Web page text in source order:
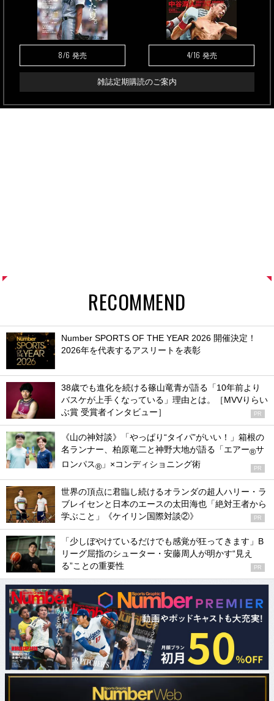
8/6 発売 4/16 発売
雑誌定期購読のご案内
RECOMMEND
Number SPORTS OF THE YEAR 2026 開催決定！
2026年を代表するアスリートを表彰
38歳でも進化を続ける篠山竜青が語る「10年前より
バスケが上手くなっている」理由とは。［MVVりらい
ぶ賞 受賞者インタビュー］
PR
《山の神対談》「やっぱり“タイパ”がいい！」箱根の
名ランナー、柏原竜二と神野大地が語る「エアー®サ
ロンパス® 」×コンディショニング術 PR
世界の頂点に君臨し続けるオランダの超人ハリー・ラ
ブレイセンと日本のエースの太田海也「絶対王者から
学ぶこと」《ケイリン国際対談②》
PR
「少しぼやけているだけでも感覚が狂ってきます」B
リーグ屈指のシューター・安藤周人が明かす“見え
る”ことの重要性
PR